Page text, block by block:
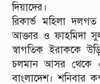
দিয়াদের।
রিকার্ভ মহিলা দলগত
আক্তার ও ফাহমিদা
স্বাগতিক ইরাককে
চলমান আসর থেকে
বাংলাদেশ। শনিবার